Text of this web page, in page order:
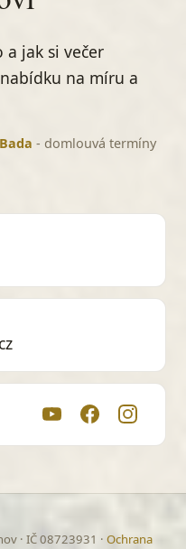
a jak si večer
na míru a
- domlouvá termíny
· IČ 08723931 ·Ochrana